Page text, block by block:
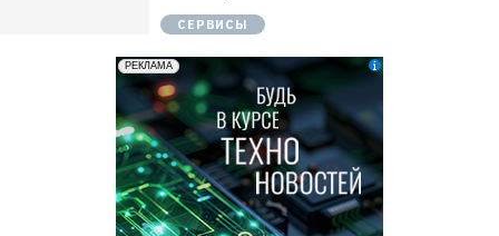
СЕРВИСЫ